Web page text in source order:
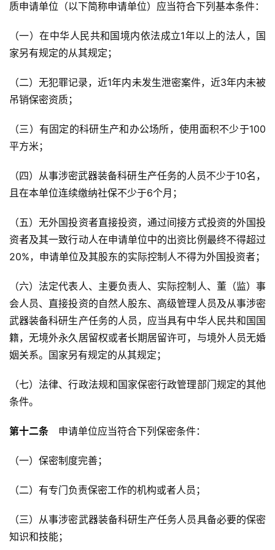
质申请单位（以下简称申请单位）应当符合下列基本条件：
（一）在中华人民共和国境内依法成立1年以上的法人，国
家另有规定的从其规定；
（二）无犯罪记录，近1年内未发生泄密案件，近3年内未被
吊销保密资质；
（三）有固定的科研生产和办公场所，使用面积不少于100
平方米；
（四）从事涉密武器装备科研生产任务的人员不少于10名，
且在本单位连续缴纳社保不少于6个月；
（五）无外国投资者直接投资，通过间接方式投资的外国投
资者及其一致行动人在申请单位中的出资比例最终不得超过
20%，申请单位及其股东的实际控制人不得为外国投资者；
（六）法定代表人、主要负责人、实际控制人、董（监）事
会人员、直接投资的自然人股东、高级管理人员及从事涉密
武器装备科研生产任务的人员，应当具有中华人民共和国国
籍，无境外永久居留权或者长期居留许可，与境外人员无婚
姻关系。国家另有规定的从其规定；
（七）法律、行政法规和国家保密行政管理部门规定的其他
条件。
第十二条 申请单位应当符合下列保密条件：
（一）保密制度完善；
（二）有专门负责保密工作的机构或者人员；
（三）从事涉密武器装备科研生产任务人员具备必要的保密
知识和技能；